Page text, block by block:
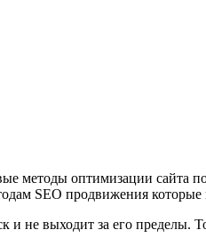
методы оптимизации сайта
SEO продвижения
не выходит за его